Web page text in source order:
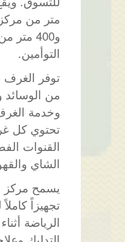
متر من
و400
التوأمين.
توفر الغرف
من الوسائد
تحتوي كل
القنوات
الشاي
يسمح مركز
تجهيزاً
الرياضة